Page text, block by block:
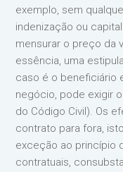
exemplo, sem
indenização ou
mensurar o preço da
essência, uma
caso é o beneficiário
negócio, pode exigir
do Código Civil). Os
contrato para fora,
exceção ao princípio
contratuais,